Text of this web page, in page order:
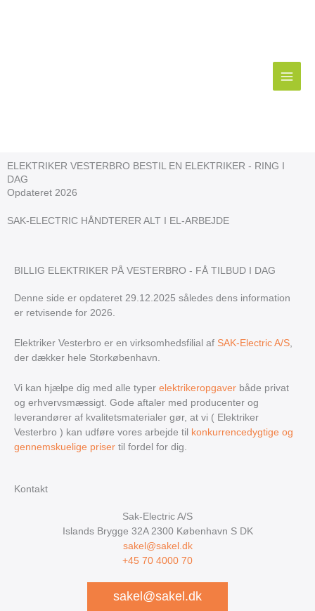
ELEKTRIKER VESTERBRO BESTIL EN ELEKTRIKER - RING I
DAG​
Opdateret 2026
SAK-ELECTRIC HÅNDTERER ALT I EL-ARBEJDE
BILLIG ELEKTRIKER PÅ VESTERBRO - FÅ TILBUD I DAG
Denne side er opdateret 29.12.2025 således dens information
er retvisende for 2026.
Elektriker Vesterbro er en virksomhedsfilial af SAK-Electric A/S,
der dækker hele Storkøbenhavn.
Vi kan hjælpe dig med alle typer elektrikeropgaver både privat
og erhvervsmæssigt. Gode aftaler med producenter og
leverandører af kvalitetsmaterialer gør, at vi ( Elektriker
Vesterbro ) kan udføre vores arbejde til
konkurrencedygtige og
gennemskuelige priser til fordel for dig.
Kontakt
Sak-Electric A/S
Islands Brygge 32A 2300 København S DK
sakel@sakel.dk
+45 70 4000 70
sakel@sakel.dk